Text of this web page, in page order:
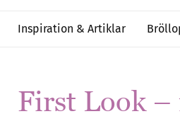
Inspiration & Artiklar
First Look –